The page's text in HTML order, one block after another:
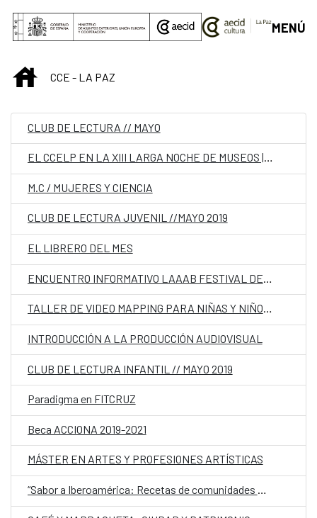
Saltar al contenido principal
MENÚ
INICIOCCE - LA PAZ
CLUB DE LECTURA // MAYO
EL CCELP EN LA XIII LARGA NOCHE DE MUSEOS | LA PAZ
M.C / MUJERES Y CIENCIA
CLUB DE LECTURA JUVENIL //MAYO 2019
EL LIBRERO DEL MES
TALLER DE VIDEO MAPPING PARA NIÑAS Y NIÑOS CENTRO CULTURAL DE ESPAÑA EN LA PAZ
INTRODUCCIÓN A LA PRODUCCIÓN AUDIOVISUAL
CLUB DE LECTURA INFANTIL // MAYO 2019
Paradigma en FITCRUZ
Beca ACCIONA 2019-2021
MÁSTER EN ARTES Y PROFESIONES ARTÍSTICAS
“Sabor a Iberoamérica: Recetas de comunidades migrantes con historias para contar”